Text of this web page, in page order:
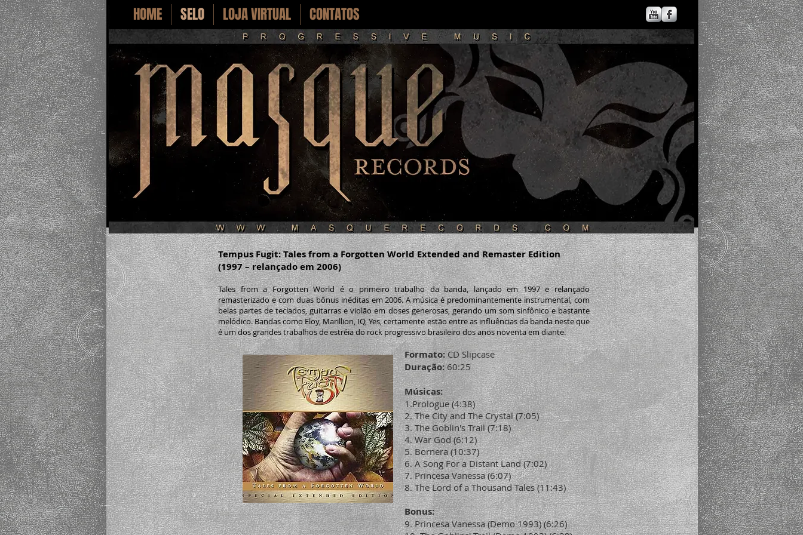
HOME SELO LOJA VIRTUAL CONTATOS
Tempus Fugit: Tales from a Forgotten World Extended and Remaster Edition
(1997 –relançado em 2006)
Tales from a Forgotten World é o primeiro trabalho da banda, lançado em 1997 e relançado
remasterizado e com duas bônus inéditas em 2006. A música é predominantemente instrumental, com
belas partes de teclados, guitarras e violão em doses generosas, gerando um som sinfônico e bastante
melódico. Bandas como Eloy, Marillion, IQ, Yes, certamente estão entre as influências da banda neste que
é um dos grandes trabalhos de estréia do rock progressivo brasileiro dos anos noventa em diante.
Formato:CD Slipcase
Duração:60:25
Músicas:
1.Prologue (4:38)
2. The City and The Crystal (7:05)
3. The Goblin's Trail (7:18)
4. War God (6:12)
5. Bornera (10:37)
6. A Song For a Distant Land (7:02)
7. Princesa Vanessa (6:07)
8. The Lord of a Thousand Tales (11:43)
Bonus:
9. Princesa Vanessa (Demo 1993) (6:26)